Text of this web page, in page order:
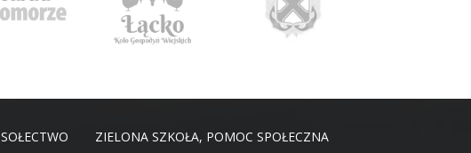
SOŁECTWO
ZIELONA SZKOŁA, POMOC SPOŁECZNA